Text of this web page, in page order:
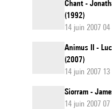
Chant -
(1992)
14 juin 2007 04
Animus II -
(2007)
14 juin 2007 13
Siorram -
14 juin 2007 07